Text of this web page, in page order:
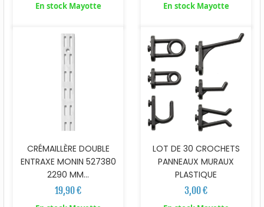
En stock Mayotte En stock Mayotte
CRÉMAILLÈRE DOUBLE
ENTRAXE MONIN 527380
2290 MM...
19,90 €
LOT DE 30 CROCHETS
PANNEAUX MURAUX
PLASTIQUE
3,00 €